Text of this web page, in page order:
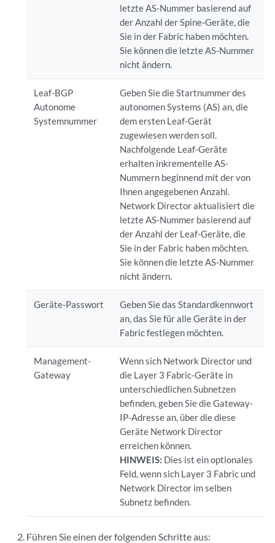
letzte AS-Nummer basierend auf
der Anzahl der Spine-Geräte, die
Sie in der Fabric haben möchten.
Sie können die letzte AS-Nummer
nicht ändern.
Leaf-BGP
Autonome
Systemnummer
Geben Sie die Startnummer des
autonomen Systems (AS) an, die
dem ersten Leaf-Gerät
zugewiesen werden soll.
Nachfolgende Leaf-Geräte
erhalten inkrementelle AS-
Nummern beginnend mit der von
Ihnen angegebenen Anzahl.
Network Director aktualisiert die
letzte AS-Nummer basierend auf
der Anzahl der Leaf-Geräte, die
Sie in der Fabric haben möchten.
Sie können die letzte AS-Nummer
nicht ändern.
Geräte-Passwort
Geben Sie das Standardkennwort
an, das Sie für alle Geräte in der
Fabric festlegen möchten.
Management-
Gateway
Wenn sich Network Director und
die Layer 3 Fabric-Geräte in
unterschiedlichen Subnetzen
befinden, geben Sie die Gateway-
IP-Adresse an, über die diese
Geräte Network Director
erreichen können.
HINWEIS: Dies ist ein optionales
Feld, wenn sich Layer 3 Fabric und
Network Director im selben
Subnetz befinden.
Führen Sie einen der folgenden Schritte aus: